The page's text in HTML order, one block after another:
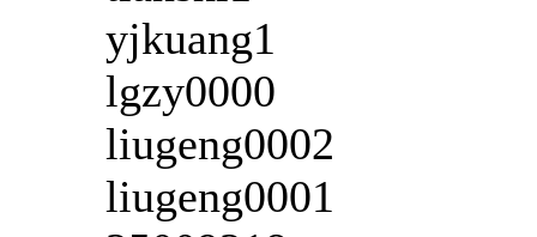
yjkuang1
lgzy0000
liugeng0002
liugeng0001